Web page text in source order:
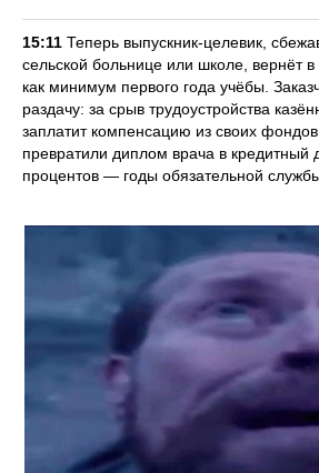
15:11 Теперь выпускник-целевик,
сельской больнице или школе, вернёт
как минимум первого года учёбы.
раздачу: за срыв трудоустройства
заплатит компенсацию из своих
превратили диплом врача в кредитный
процентов — годы обязательной